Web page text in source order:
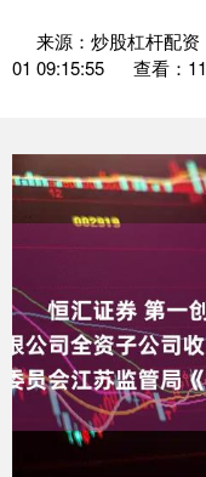
来源：炒股杠杆配资
01 09:15:55
查看：